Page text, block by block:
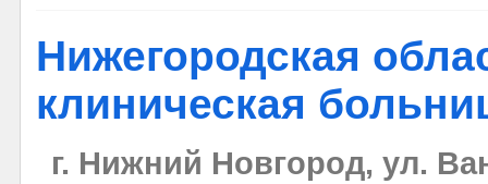
Нижегородская
клиническая
г. Нижний Новгород, ул.